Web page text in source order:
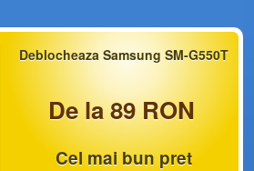
Deblocheaza Samsung SM-G550T
De la 89 RON
Cel mai bun pret